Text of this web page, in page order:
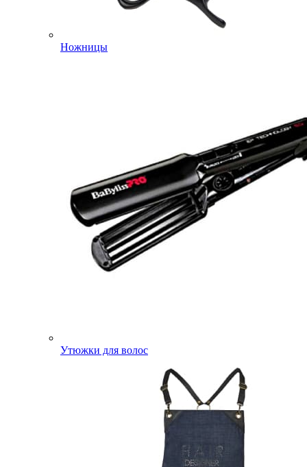
Ножницы
Утюжки для волос